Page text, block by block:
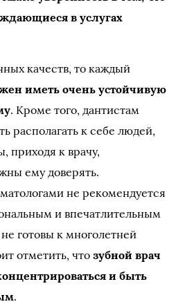
в услугах
качеств, то каждый
иметь очень устойчивую
. Кроме того, дантистам
располагать к себе людей,
приходя к врачу,
ему доверять.
не рекомендуется
и впечатлительным
готовы к многолетней
отметить, что зубной врач
и быть
.